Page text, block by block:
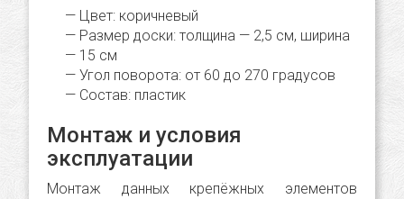
Цвет: коричневый
Размер доски: толщина — 2,5 cм, ширина
— 15 cм
Угол поворота: от 60 до 270 градусов
Состав: пластик
Монтаж и условия
эксплуатации
Монтаж данных крепёжных элементов